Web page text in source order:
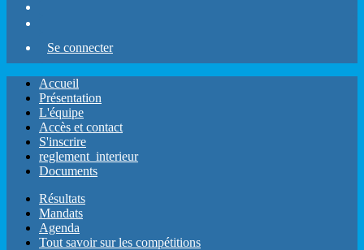
Se connecter
Accueil
Présentation
L'équipe
Accès et contact
S'inscrire
reglement_interieur
Documents
Résultats
Mandats
Agenda
Tout savoir sur les compétitions